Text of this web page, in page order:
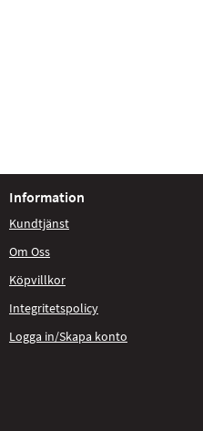
Information
Kundtjänst
Om Oss
Köpvillkor
Integritetspolicy
Logga in/Skapa konto